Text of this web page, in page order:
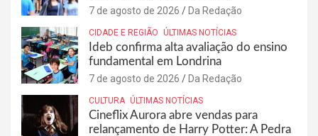
7 de agosto de 2026 Da Redação
CIDADE E REGIÃO ÚLTIMAS NOTÍCIAS
Ideb confirma alta avaliação do ensino
fundamental em Londrina
7 de agosto de 2026 Da Redação
CULTURA ÚLTIMAS NOTÍCIAS
Cineflix Aurora abre vendas para
relançamento de Harry Potter: A Pedra